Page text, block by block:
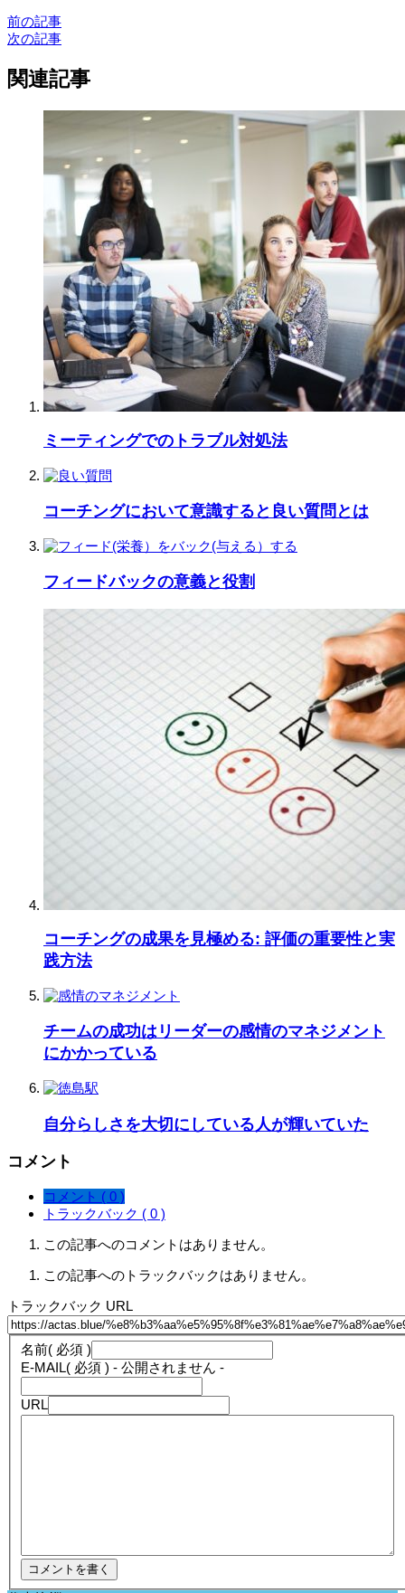
前の記事
次の記事
関連記事
ミーティングでのトラブル対処法
コーチングにおいて意識すると良い質問とは
フィードバックの意義と役割
コーチングの成果を見極める: 評価の重要性と実
践方法
チームの成功はリーダーの感情のマネジメント
にかかっている
自分らしさを大切にしている人が輝いていた
コメント
コメント ( 0 )
トラックバック ( 0 )
この記事へのコメントはありません。
この記事へのトラックバックはありません。
トラックバック URL
名前( 必須 )
E-MAIL( 必須 ) - 公開されません -
URL